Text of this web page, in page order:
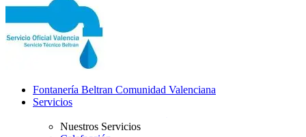
Fontanería Beltran Comunidad Valenciana
Servicios
Nuestros Servicios